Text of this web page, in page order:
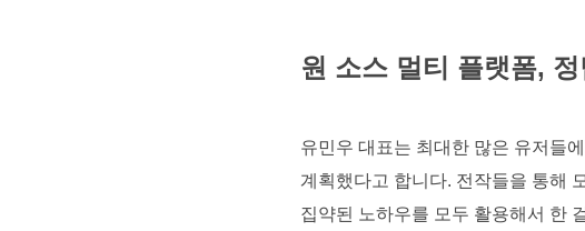
원 소스 멀티 플랫폼, 정
유민우 대표는 최대한 많은 유저들
계획했다고 합니다. 전작들을 통해
집약된 노하우를 모두 활용해서 한